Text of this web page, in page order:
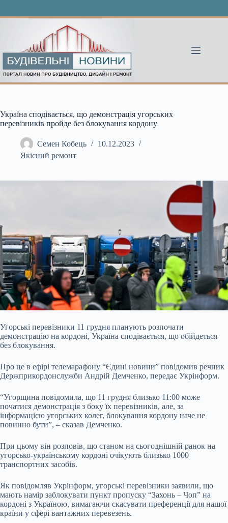
Україна сподівається, що демонстрація угорських
перевізників пройде без блокування кордону
Семен Кобець
10.12.2023
Якісний ремонт
Угорські перевізники 11 грудня планують розпочати
демонстрацію на кордоні, Україна сподівається, що обійдеться
без блокування.
Про це в ефірі телемарафону “Єдині новини” повідомив речник
Держприкордонслужби Андрій Демченко, передає Укрінформ.
“Угорщина повідомила, що 11 грудня близько 11:00 може
початися демонстрація з боку їх перевізників, але, за
інформацією угорських колег, блокування кордону наче не
повинно бути”, – сказав Демченко.
При цьому він розповів, що станом на сьогоднішній ранок на
угорсько-українському кордоні очікують близько 1000
транспортних засобів.
Як повідомляв Укрінформ, угорські перевізники заявили, що
мають намір заблокувати пункт пропуску “Захонь – Чоп” на
кордоні з Україною, вимагаючи скасувати преференції для нашої
країни у сфері вантажних перевезень.